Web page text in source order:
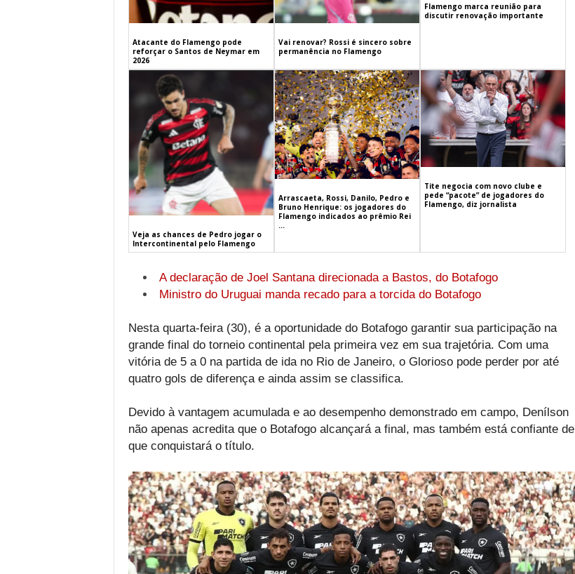
Atacante do Flamengo pode
reforçar o Santos de Neymar em
2026
Vai renovar? Rossi é sincero sobre
permanência no Flamengo
Flamengo marca reunião para
discutir renovação importante
Veja as chances de Pedro jogar o
Intercontinental pelo Flamengo
Arrascaeta, Rossi, Danilo, Pedro e
Bruno Henrique: os jogadores do
Flamengo indicados ao prêmio Rei
...
Tite negocia com novo clube e
pede “pacote” de jogadores do
Flamengo, diz jornalista
A declaração de Joel Santana direcionada a Bastos, do Botafogo
Ministro do Uruguai manda recado para a torcida do Botafogo
Nesta quarta-feira (30), é a oportunidade do Botafogo garantir sua participação na
grande final do torneio continental pela primeira vez em sua trajetória. Com uma
vitória de 5 a 0 na partida de ida no Rio de Janeiro, o Glorioso pode perder por até
quatro gols de diferença e ainda assim se classifica.
Devido à vantagem acumulada e ao desempenho demonstrado em campo, Denílson
não apenas acredita que o Botafogo alcançará a final, mas também está confiante de
que conquistará o título.